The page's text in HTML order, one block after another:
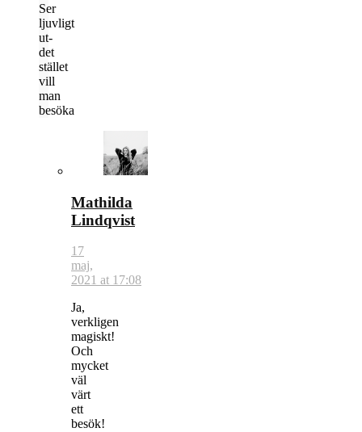
Ser
ljuvligt
ut-
det
stället
vill
man
besöka
Mathilda
Lindqvist
17
maj,
2021 at 17:08
Ja,
verkligen
magiskt!
Och
mycket
väl
värt
ett
besök!